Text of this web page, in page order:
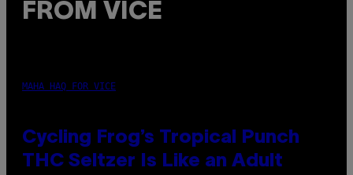
FROM VICE
MAHA HAQ FOR VICE
Cycling Frog’s Tropical Punch
THC Seltzer Is Like an Adult